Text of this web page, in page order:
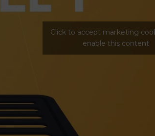
Click to accept marketing
enable this content